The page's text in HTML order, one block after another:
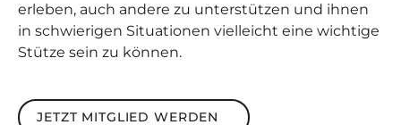
erleben, auch andere zu unterstützen und ihnen
in schwierigen Situationen vielleicht eine wichtige
Stütze sein zu können.
Jetzt Mitglied werden
JETZT MITGLIED WERDEN